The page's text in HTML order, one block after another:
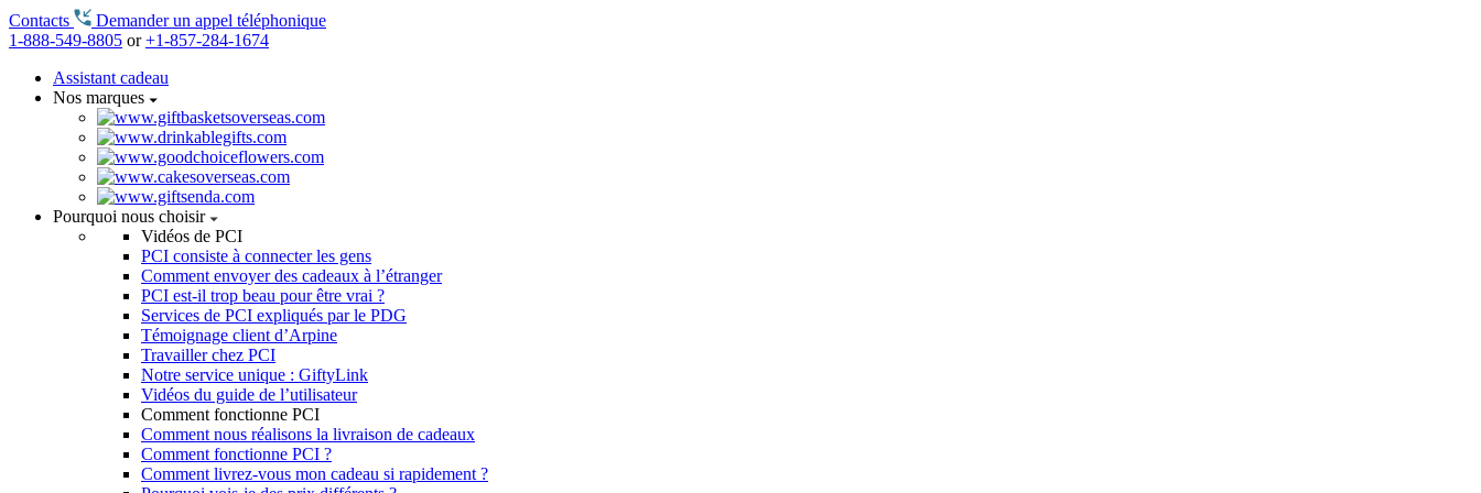
Contacts
Demander un appel téléphonique
1-888-549-8805 or+1-857-284-1674
Assistant cadeau
Nos marques
Pourquoi nous choisir
Vidéos de PCI
PCI consiste à connecter les gens
Comment envoyer des cadeaux à l’étranger
PCI est-il trop beau pour être vrai ?
Services de PCI expliqués par le PDG
Témoignage client d’Arpine
Travailler chez PCI
Notre service unique : GiftyLink
Vidéos du guide de l’utilisateur
Comment fonctionne PCI
Comment nous réalisons la livraison de cadeaux
Comment fonctionne PCI ?
Comment livrez-vous mon cadeau si rapidement ?